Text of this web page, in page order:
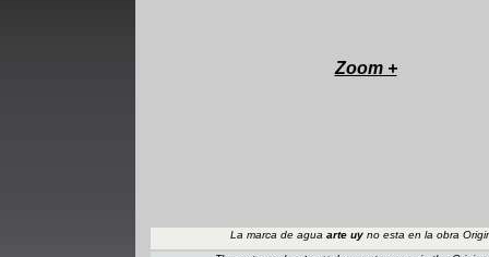
Zoom +
La marca de agua arte uy no esta en la obra